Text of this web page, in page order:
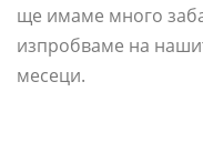
ще имаме много
изпробваме на
месеци.